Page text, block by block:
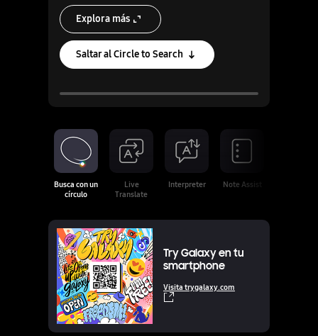
Explora más
Saltar al Circle to Search
Busca con un
círculo
Live
Translate
Interpreter Note Assist
Try Galaxy en tu
smartphone
Visita trygalaxy.com